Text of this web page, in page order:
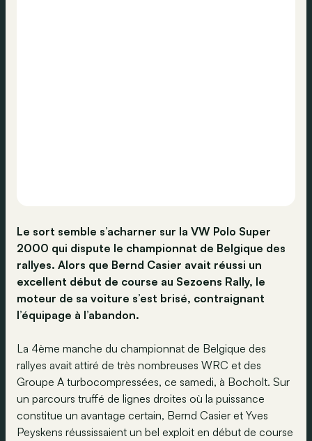
Le sort semble s’acharner sur la VW Polo Super
2000 qui dispute le championnat de Belgique des
rallyes. Alors que Bernd Casier avait réussi un
excellent début de course au Sezoens Rally, le
moteur de sa voiture s’est brisé, contraignant
l’équipage à l’abandon.
La 4ème manche du championnat de Belgique des
rallyes avait attiré de très nombreuses WRC et des
Groupe A turbocompressées, ce samedi, à Bocholt. Sur
un parcours truffé de lignes droites où la puissance
constitue un avantage certain, Bernd Casier et Yves
Peyskens réussissaient un bel exploit en début de course